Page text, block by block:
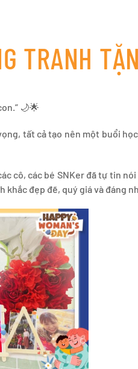
TRANH
🌙🌟
tất cả tạo nên một buổi
cô, các bé SNKer đã tự tin
khắc đẹp đẽ, quý giá và đáng